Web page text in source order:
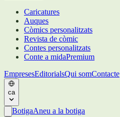
Caricatures
Auques
Còmics personalitzats
Revista de còmic
Contes personalitzats
Conte a midaPremium
EmpresesEditorialsQui somContacte
ca
BotigaAneu a la botiga